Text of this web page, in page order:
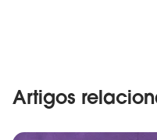
Artigos